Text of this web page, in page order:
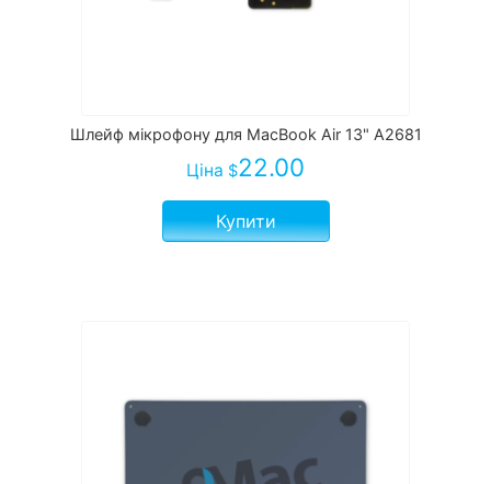
Шлейф мікрофону для MacBook Air 13" A2681
Ціна $22.00
Купити